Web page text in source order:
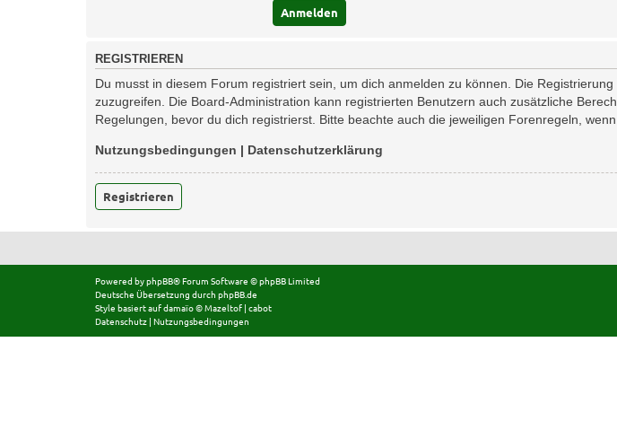
REGISTRIEREN
Du musst in diesem Forum registriert sein, um dich anmelden zu können. Die
zuzugreifen. Die Board-Administration kann registrierten Benutzern auch zusätzliche
Regelungen, bevor du dich registrierst. Bitte beachte auch die jeweiligen Forenregeln,
Nutzungsbedingungen | Datenschutzerklärung
Registrieren
Powered byphpBB® Forum Software © phpBB Limited
Deutsche Übersetzung durch phpBB.de
Style basiert aufdamaïo ©Mazeltof | cabot
Datenschutz | Nutzungsbedingungen